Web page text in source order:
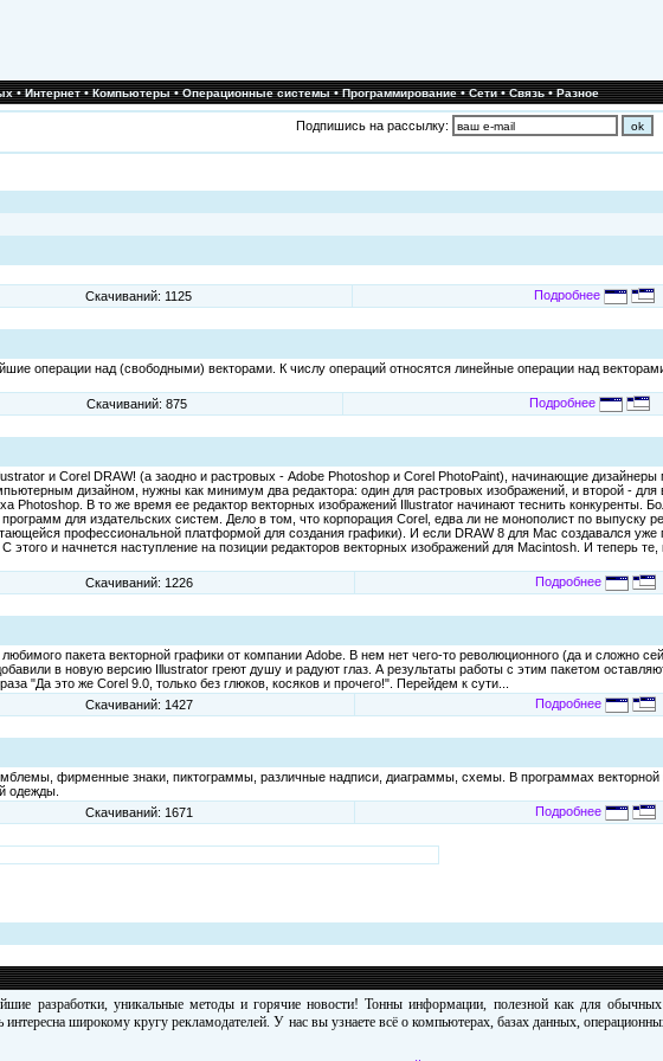
•Интернет•Компьютеры•Операционные системы•Программирование•Сети•Связь•Разное
Подпишись на рассылку:
Скачиваний: 1125 Подробнее
операции над (свободными) векторами. К числу операций относятся линейные операции над
Скачиваний: 875 Подробнее
и Corel DRAW! (а заодно и растровых - Adobe Photoshop и Corel PhotoPaint), начинающие
дизайном, нужны как минимум два редактора: один для растровых изображений, и второй - для
Photoshop. В то же время ее редактор векторных изображений Illustrator начинают теснить конкуренты.
для издательских систем. Дело в том, что корпорация Corel, едва ли не монополист по выпуску
профессиональной платформой для создания графики). И если DRAW 8 для Mac создавался уже
и начнется наступление на позиции редакторов векторных изображений для Macintosh. И теперь те,
Скачиваний: 1226 Подробнее
пакета векторной графики от компании Adobe. В нем нет чего-то революционного (да и сложно
в новую версию Illustrator греют душу и радуют глаз. А результаты работы с этим пакетом
"Да это же Corel 9.0, только без глюков, косяков и прочего!". Перейдем к сути...
Скачиваний: 1427 Подробнее
фирменные знаки, пиктограммы, различные надписи, диаграммы, схемы. В программах векторной
одежды.
Скачиваний: 1671 Подробнее
разработки, уникальные методы и горячие новости! Тонны информации, полезной как для
широкому кругу рекламодателей. У нас вы узнаете всё о компьютерах, базах данных,